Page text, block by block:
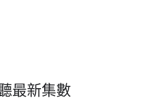
最​新​集數